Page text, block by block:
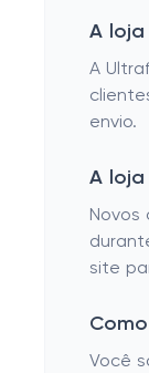
A
A
envio.
A
site
Você